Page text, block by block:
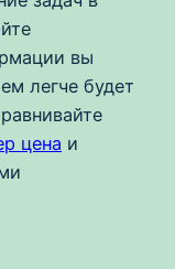
вы
легче будет
цена и